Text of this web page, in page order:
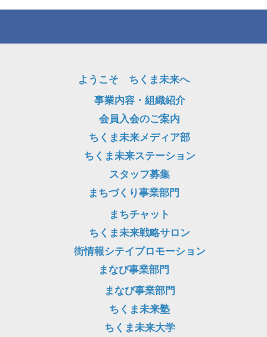
ようこそ ちくま未来へ
事業内容・組織紹介
会員入会のご案内
ちくま未来メディア部
ちくま未来ステーション
スタッフ募集
まちづくり事業部門
まちチャット
ちくま未来戦略サロン
街情報シテイプロモーション
まなび事業部門
まなび事業部門
ちくま未来塾
ちくま未来大学